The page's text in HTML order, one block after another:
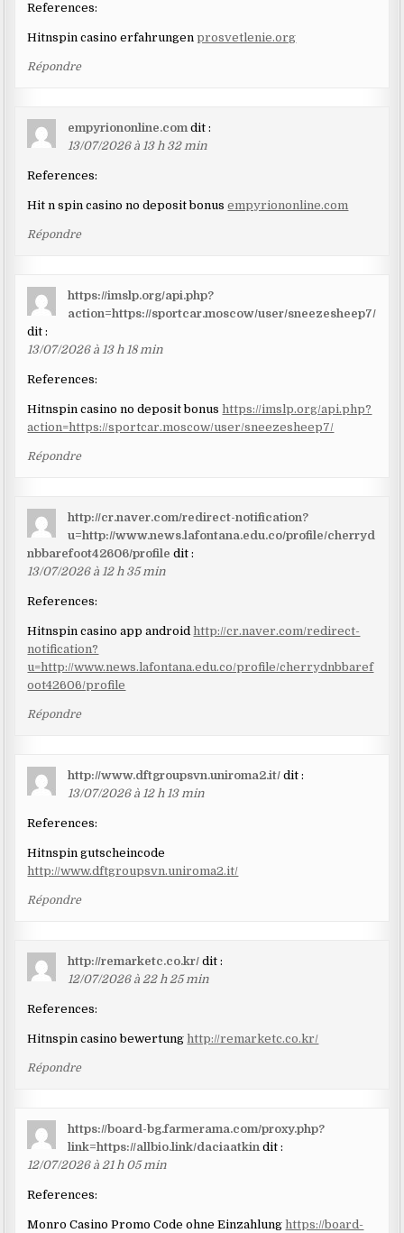
References:
Hitnspin casino erfahrungenprosvetlenie.org
Répondre
empyriononline.com dit :
13/07/2026 à 13 h 32 min
References:
Hit n spin casino no deposit bonusempyriononline.com
Répondre
https://imslp.org/api.php?
action=https://sportcar.moscow/user/sneezesheep7/
dit :
13/07/2026 à 13 h 18 min
References:
Hitnspin casino no deposit bonushttps://imslp.org/api.php?
action=https://sportcar.moscow/user/sneezesheep7/
Répondre
http://cr.naver.com/redirect-notification?
u=http://www.news.lafontana.edu.co/profile/cherryd
nbbarefoot42606/profile dit :
13/07/2026 à 12 h 35 min
References:
Hitnspin casino app android http://cr.naver.com/redirect-
notification?
u=http://www.news.lafontana.edu.co/profile/cherrydnbbaref
oot42606/profile
Répondre
http://www.dftgroupsvn.uniroma2.it/ dit :
13/07/2026 à 12 h 13 min
References:
Hitnspin gutscheincode
http://www.dftgroupsvn.uniroma2.it/
Répondre
http://remarketc.co.kr/ dit :
12/07/2026 à 22 h 25 min
References:
Hitnspin casino bewertung http://remarketc.co.kr/
Répondre
https://board-bg.farmerama.com/proxy.php?
link=https://allbio.link/daciaatkin dit :
12/07/2026 à 21 h 05 min
References:
Monro Casino Promo Code ohne Einzahlunghttps://board-